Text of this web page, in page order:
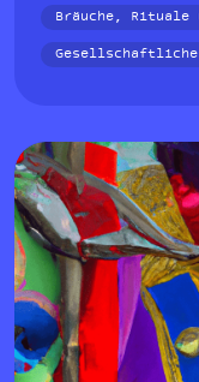
Bräuche, Rituale